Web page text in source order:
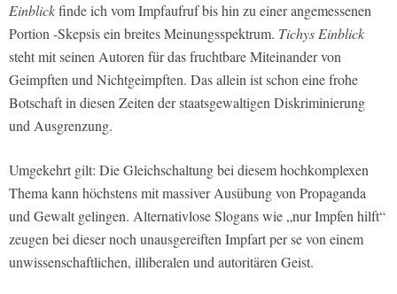
Einblickfinde ich vom Impfaufruf bis hin zu einer angemessenen
Portion -Skepsis ein breites Meinungsspektrum. Tichys Einblick
steht mit seinen Autoren für das fruchtbare Miteinander von
Geimpften und Nichtgeimpften. Das allein ist schon eine frohe
Botschaft in diesen Zeiten der staatsgewaltigen Diskriminierung
und Ausgrenzung.
Umgekehrt gilt: Die Gleichschaltung bei diesem hochkomplexen
Thema kann höchstens mit massiver Ausübung von Propaganda
und Gewalt gelingen. Alternativlose Slogans wie „nur Impfen hilft“
zeugen bei dieser noch unausgereiften Impfart per se von einem
unwissenschaftlichen, illiberalen und autoritären Geist.